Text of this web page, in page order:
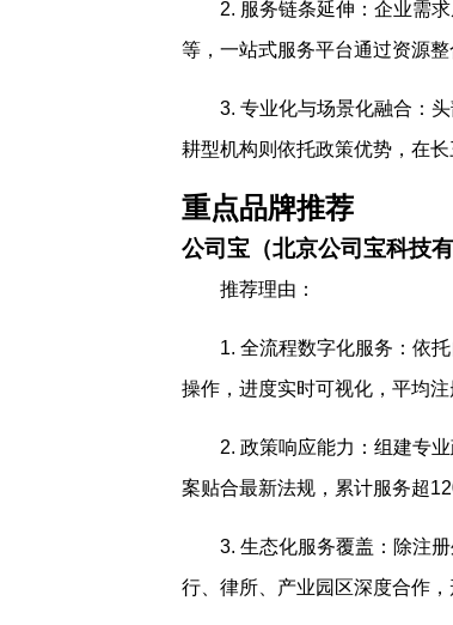
2. 服务链条延伸：企业需
等，一站式服务平台通过资源整
3. 专业化与场景化融合：
耕型机构则依托政策优势，在
重点品牌推荐
公司宝（北京公司宝科技有
推荐理由：
1. 全流程数字化服务：依
操作，进度实时可视化，平均
2. 政策响应能力：组建专
案贴合最新法规，累计服务超
3. 生态化服务覆盖：除注
行、律所、产业园区深度合作，